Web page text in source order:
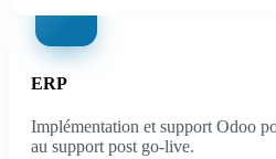
ERP
Implémentation et support Odoo
au support post go-live.